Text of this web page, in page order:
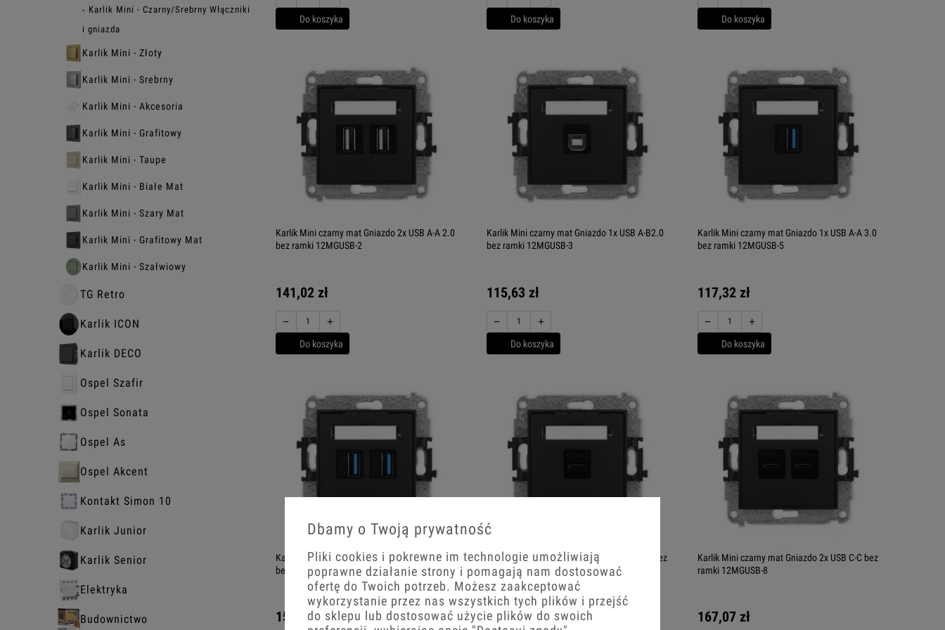
Karlik Mini - Czarny/Srebrny Włączniki
i gniazda
Karlik Mini - Złoty
Karlik Mini - Srebrny
Karlik Mini - Akcesoria
Karlik Mini - Grafitowy
Karlik Mini - Taupe
Karlik Mini - Białe Mat
Karlik Mini - Szary Mat
Karlik Mini - Grafitowy Mat
Karlik Mini - Szałwiowy
TG Retro
Karlik ICON
Karlik DECO
Ospel Szafir
Ospel Sonata
Ospel As
Ospel Akcent
Kontakt Simon 10
Karlik Junior
Karlik Senior
Elektryka
Budownictwo
Do koszyka Do koszyka Do koszyka
Karlik Mini czarny mat Gniazdo 2x USB A-A 2.0
bez ramki 12MGUSB-2
141,02 zł
− +
Do koszyka
Karlik Mini czarny mat Gniazdo 1x USB A-B2.0
bez ramki 12MGUSB-3
115,63 zł
− +
Do koszyka
Karlik Mini czarny mat Gniazdo 1x USB A-A 3.0
bez ramki 12MGUSB-5
117,32 zł
− +
Do koszyka
Karlik Mini czarny mat Gniazdo 2x USB A-A 3.0
bez ramki 12MGUSB-6
154,74 zł
Karlik Mini czarny mat Gniazdo 1x USB C-C bez
ramki 12MGUSB-7
123,43 zł
Karlik Mini czarny mat Gniazdo 2x USB C-C bez
ramki 12MGUSB-8
167,07 zł
Dbamy o Twoją prywatność
Pliki cookies i pokrewne im technologie umożliwiają
poprawne działanie strony i pomagają nam dostosować
ofertę do Twoich potrzeb. Możesz zaakceptować
wykorzystanie przez nas wszystkich tych plików i przejść
do sklepu lub dostosować użycie plików do swoich